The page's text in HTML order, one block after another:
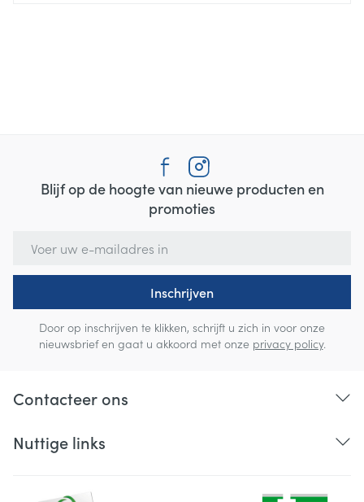
Blijf op de hoogte van nieuwe producten en
promoties
Inschrijven
Door op inschrijven te klikken, schrijft u zich in voor onze
nieuwsbrief en gaat u akkoord met onze privacy policy.
Contacteer ons
Nuttige links